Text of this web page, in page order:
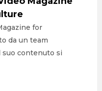
for
da un team
suo contenuto si